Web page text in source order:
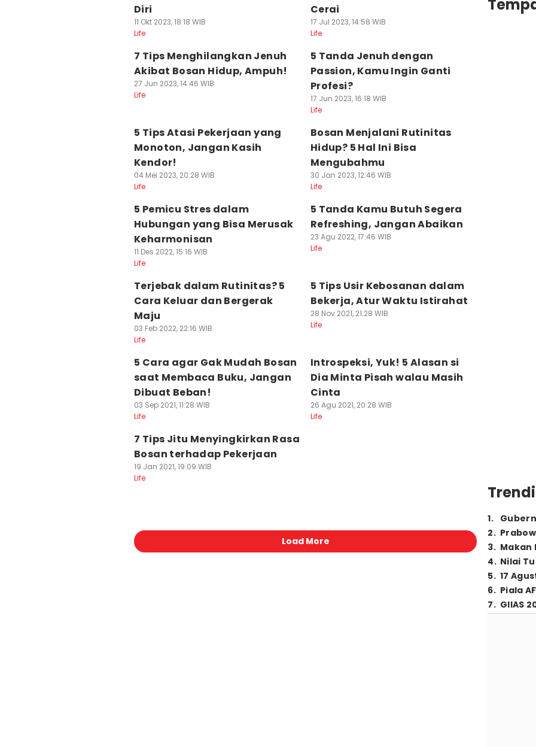
Diri
11 Okt 2023, 18:18 WIB
Life
Cerai
17 Jul 2023, 14:58 WIB
Life
7 Tips Menghilangkan Jenuh
Akibat Bosan Hidup, Ampuh!
27 Jun 2023, 14:46 WIB
Life
5 Tanda Jenuh dengan
Passion, Kamu Ingin Ganti
Profesi?
17 Jun 2023, 16:18 WIB
Life
5 Tips Atasi Pekerjaan yang
Monoton, Jangan Kasih
Kendor!
04 Mei 2023, 20:28 WIB
Life
Bosan Menjalani Rutinitas
Hidup? 5 Hal Ini Bisa
Mengubahmu
30 Jan 2023, 12:46 WIB
Life
5 Pemicu Stres dalam
Hubungan yang Bisa Merusak
Keharmonisan
11 Des 2022, 15:16 WIB
Life
5 Tanda Kamu Butuh Segera
Refreshing, Jangan Abaikan
23 Agu 2022, 17:46 WIB
Life
Terjebak dalam Rutinitas? 5
Cara Keluar dan Bergerak
Maju
03 Feb 2022, 22:16 WIB
Life
5 Tips Usir Kebosanan dalam
Bekerja, Atur Waktu Istirahat
28 Nov 2021, 21:28 WIB
Life
5 Cara agar Gak Mudah Bosan
saat Membaca Buku, Jangan
Dibuat Beban!
03 Sep 2021, 11:28 WIB
Life
Introspeksi, Yuk! 5 Alasan si
Dia Minta Pisah walau Masih
Cinta
26 Agu 2021, 20:28 WIB
Life
7 Tips Jitu Menyingkirkan Rasa
Bosan terhadap Pekerjaan
19 Jan 2021, 19:09 WIB
Life
Load More
1.
2.
3. Makan
4. Nilai
5. 17
6. Piala
7. GIIAS